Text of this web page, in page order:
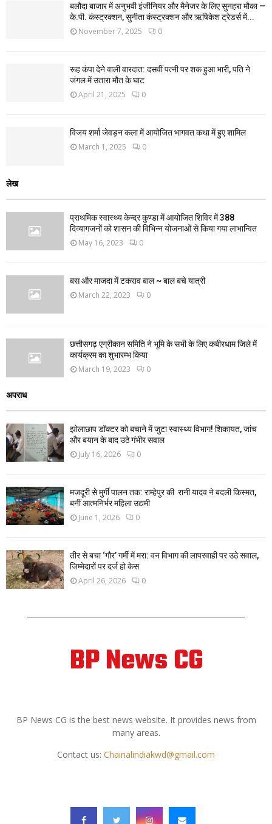
बलौदा बाजार में अनुभवी इंजीनियर और मैनेजर के लिए सुनहरा मौका —
के.पी. कंस्ट्रक्शन, सुनीता कंस्ट्रक्शन और ऋषिकेश ट्रेडर्स में...
November 7, 2025 0
रूह कंपा देने वाली वारदात: दसवीं पत्नी पर शक हुआ भारी, पति ने
जंगल में उतारा मौत के घाट
April 21, 2025 0
विजय शर्मा जेवड़न कला में आयोजित भागवत कथा में हुए शामिल
March 1, 2025 0
लेख
प्राथमिक स्वास्थ्य केन्द्र कुण्डा में आयोजित शिविर में 388
दिव्यागजनों को शासन की विभिन्न योजनाओं से किया गया लाभान्वित
May 16, 2023 0
बस और माजदा में टकराव बाल ~ बाल बचे यात्री
March 22, 2023 0
छत्तीसगढ़ एग्रीकान समिति ने भूमि के सभी के लिए कबीरधाम जिले में
कार्यक्रम का शुभारम्भ किया
March 19, 2023 0
अपराध
झोलाछाप डॉक्टर को बचाने में जुटा स्वास्थ्य विभाग! शिकायत, जांच
और बयान के बाद उठे गंभीर सवाल
July 16, 2026 0
मजदूरी से मुर्गी पालन तक: राम्हेपुर की रानी यादव ने बदली किस्मत,
बनीं आत्मनिर्भर महिला उद्यमी
June 1, 2026 0
तीर से बचा ‘गौर’ गर्मी में मरा: वन विभाग की लापरवाही पर उठे सवाल,
जिम्मेदारों पर दर्ज हो केस
April 26, 2026 0
BP News CG
BP News CG is the best news website. It provides news from
many areas.
Contact us: Chainalindiakwd@gmail.com